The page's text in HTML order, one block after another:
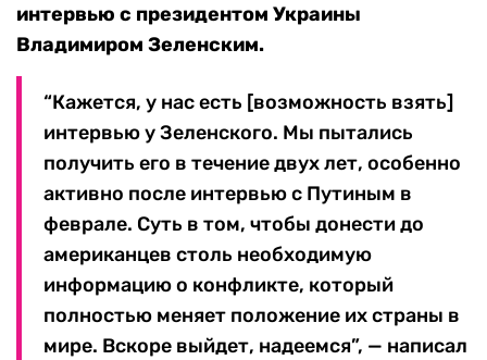
интервью с президентом Украины
Владимиром Зеленским.
“Кажется, у нас есть [возможность взять]
интервью у Зеленского. Мы пытались
получить его в течение двух лет, особенно
активно после интервью с Путиным в
феврале. Суть в том, чтобы донести до
американцев столь необходимую
информацию о конфликте, который
полностью меняет положение их страны в
мире. Вскоре выйдет, надеемся”, — написал